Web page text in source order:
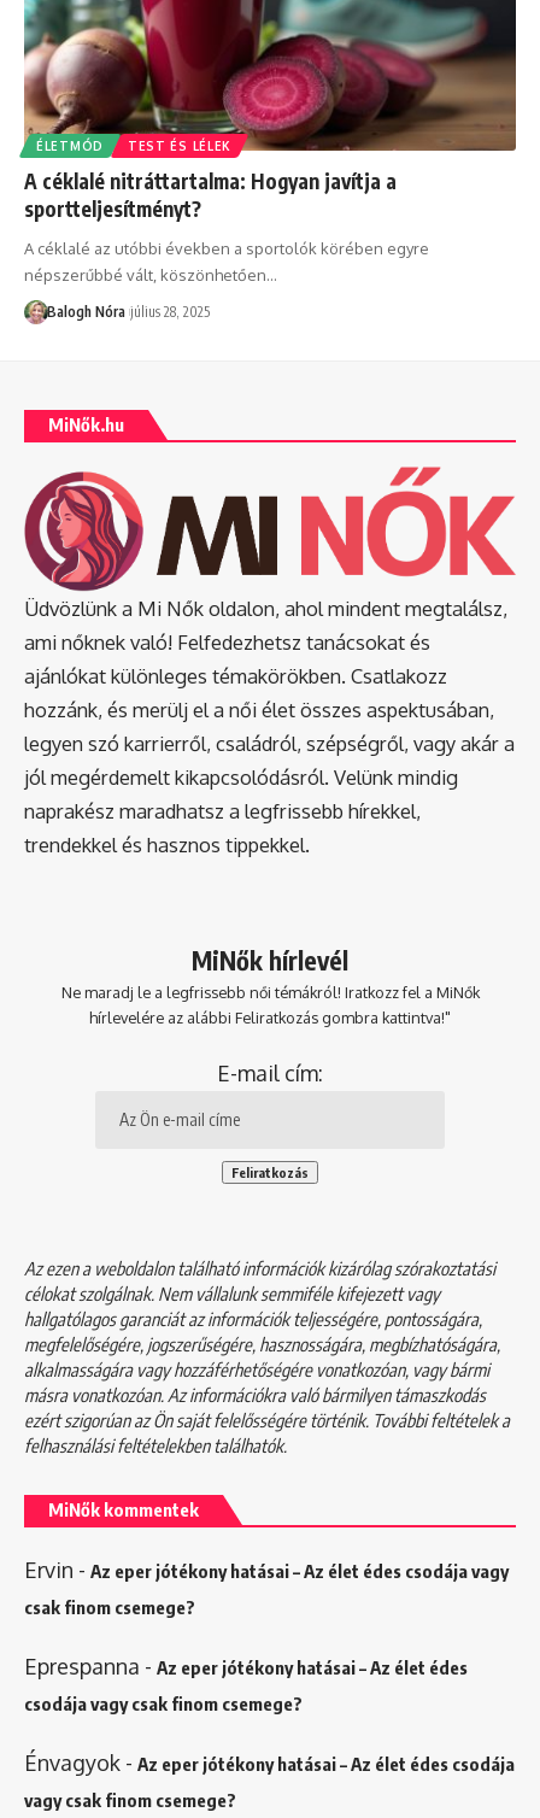
ÉLETMÓD TEST ÉS LÉLEK
A céklalé nitráttartalma: Hogyan javítja a
sportteljesítményt?
A céklalé az utóbbi években a sportolók körében egyre
népszerűbbé vált, köszönhetően…
Balogh Nóra július 28, 2025
MiNők.hu
Üdvözlünk a Mi Nők oldalon, ahol mindent megtalálsz,
ami nőknek való! Felfedezhetsz tanácsokat és
ajánlókat különleges témakörökben. Csatlakozz
hozzánk, és merülj el a női élet összes aspektusában,
legyen szó karrierről, családról, szépségről, vagy akár a
jól megérdemelt kikapcsolódásról. Velünk mindig
naprakész maradhatsz a legfrissebb hírekkel,
trendekkel és hasznos tippekkel.
MiNők hírlevél
Ne maradj le a legfrissebb női témákról! Iratkozz fel a MiNők
hírlevelére az alábbi Feliratkozás gombra kattintva!"
E-mail cím:
Az ezen a weboldalon található információk kizárólag szórakoztatási
célokat szolgálnak. Nem vállalunk semmiféle kifejezett vagy
hallgatólagos garanciát az információk teljességére, pontosságára,
megfelelőségére, jogszerűségére, hasznosságára, megbízhatóságára,
alkalmasságára vagy hozzáférhetőségére vonatkozóan, vagy bármi
másra vonatkozóan. Az információkra való bármilyen támaszkodás
ezért szigorúan az Ön saját felelősségére történik. További feltételek a
felhasználási feltételekbentalálhatók.
MiNők kommentek
Ervin - Az eper jótékony hatásai – Az élet édes csodája vagy
csak finom csemege?
Eprespanna - Az eper jótékony hatásai – Az élet édes
csodája vagy csak finom csemege?
Énvagyok - Az eper jótékony hatásai – Az élet édes csodája
vagy csak finom csemege?